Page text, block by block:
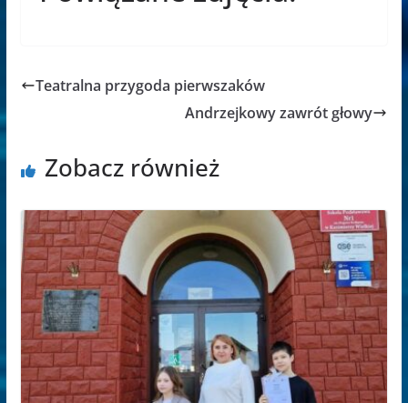
Teatralna przygoda pierwszaków
Andrzejkowy zawrót głowy
Zobacz również